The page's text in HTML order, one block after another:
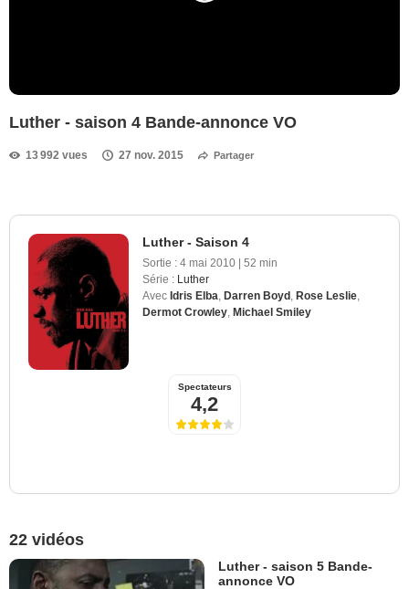
Luther - saison 4 Bande-annonce VO
13 992 vues 27 nov. 2015 Partager
Luther - Saison 4
Sortie : 4 mai 2010 | 52 min
Série : Luther
Avec Idris Elba Darren Boyd Rose Leslie
Dermot Crowley Michael Smiley
Spectateurs
4,2
22 vidéos
Luther - saison 5 Bande-
annonce VO